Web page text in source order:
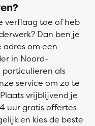
verflaag toe of heb
Dan ben je
adres om een
in Noord-
particulieren als
service om zo te
vrijblijvend je
uur gratis offertes
en kies de beste